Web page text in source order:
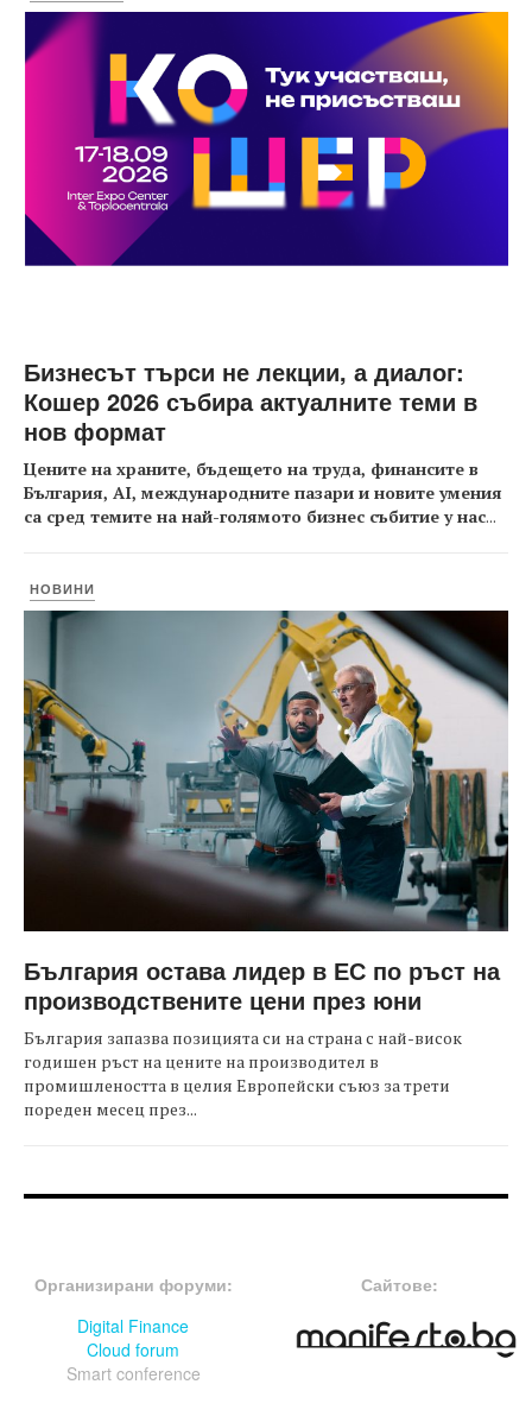
Бизнесът търси не лекции, а диалог:
Кошер 2026 събира актуалните теми в
нов формат
Цените на храните, бъдещето на труда, финансите в
България, AI, международните пазари и новите умения
са сред темите на най-голямото бизнес събитие у нас...
НОВИНИ
България остава лидер в ЕС по ръст на
производствените цени през юни
България запазва позицията си на страна с най-висок
годишен ръст на цените на производител в
промишлеността в целия Европейски съюз за трети
пореден месец през...
Организирани форуми:
Digital Finance
Cloud forum
Smart conference
Сайтове: